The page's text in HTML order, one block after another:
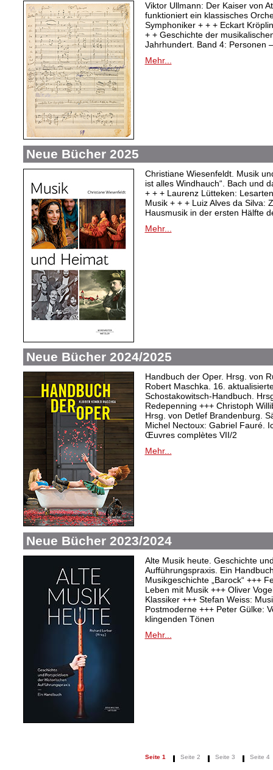
Viktor Ullmann: Der Kaiser von
funktioniert ein klassisches
Symphoniker + + + Eckart
+ + Geschichte der
Jahrhundert. Band 4: Personen
Mehr...
Neue Bücher 2025
Christiane Wiesenfeldt. Musik
ist alles Windhauch“. Bach und
+ + + Laurenz Lütteken:
Musik + + + Luiz Alves da Silva:
Hausmusik in der ersten Hälfte
Mehr...
Neue Bücher 2024/2025
Handbuch der Oper. Hrsg. von
Robert Maschka. 16.
Schostakowitsch-Handbuch.
Redepenning +++ Christoph
Hrsg. von Detlef Brandenburg.
Michel Nectoux: Gabriel Fauré.
Œuvres complètes VII/2
Mehr...
Neue Bücher 2023/2024
Alte Musik heute. Geschichte
Aufführungspraxis. Ein
Musikgeschichte „Barock“ +++
Leben mit Musik +++ Oliver
Klassiker +++ Stefan Weiss:
Postmoderne +++ Peter Gülke:
klingenden Tönen
Mehr...
Seite 1 Seite 2 Seite 3 Seite 4